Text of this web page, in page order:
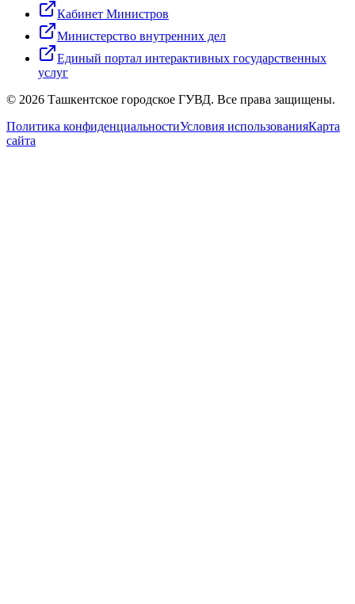
Кабинет Министров
Министерство внутренних дел
Единый портал интерактивных государственных
услуг
© 2026 Ташкентское городское ГУВД. Все права защищены.
Политика конфиденциальностиУсловия использованияКарта
сайта